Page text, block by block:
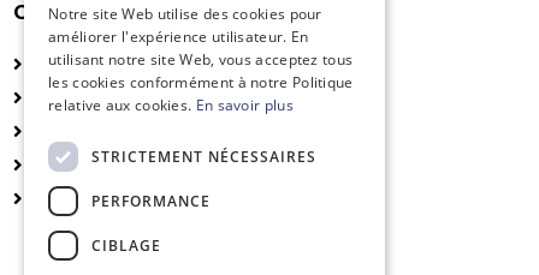
Général
Certificats
Informations techniques
Couleurs
Logos & Tracés sportifs
FRENCH
ENGLISH
Notre site Web utilise des cookies pour
améliorer l'expérience utilisateur. En
utilisant notre site Web, vous acceptez tous
les cookies conformément à notre Politique
relative aux cookies. En savoir plus
STRICTEMENT NÉCESSAIRES
PERFORMANCE
CIBLAGE